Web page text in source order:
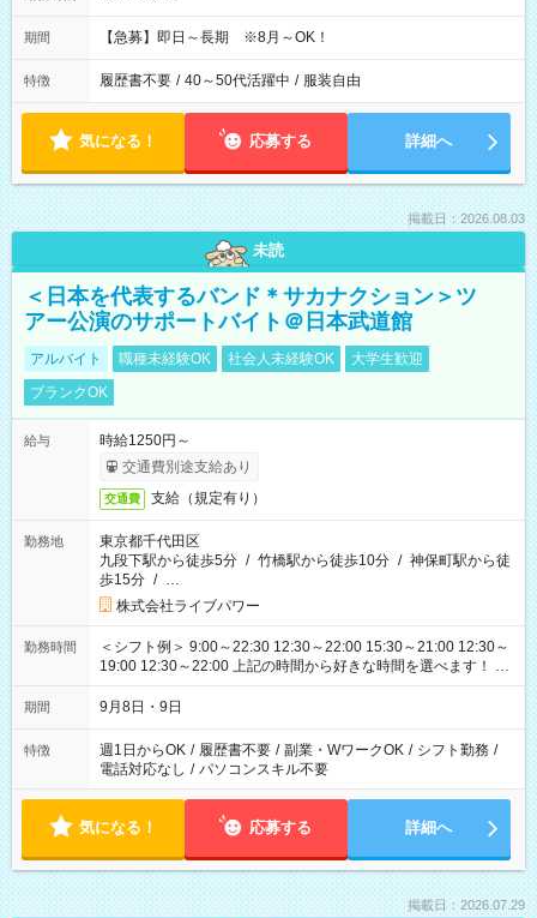
期間 【急募】即日～長期 ※8月～OK！
特徴 履歴書不要 / 40～50代活躍中 / 服装自由
気になる！ 応募する 詳細へ
掲載日：2026.08.03
未読
＜日本を代表するバンド＊サカナクション＞ツ
アー公演のサポートバイト＠日本武道館
アルバイト 職種未経験OK 社会人未経験OK
大学生歓迎
ブランクOK
給与
時給1250円～
交通費別途支給あり
交通費 支給（規定有り）
勤務地
東京都千代田区
九段下駅から徒歩5分 / 竹橋駅から徒歩10分 / 神保町駅から徒
歩15分 / …
株式会社ライブパワー
勤務時間
＜シフト例＞ 9:00～22:30 12:30～22:00 15:30～21:00 12:30～
19:00 12:30～22:00 上記の時間から好きな時間を選べます！ ※
時間は変更となる可能性があります
期間 9月8日・9日
特徴 週1日からOK / 履歴書不要 / 副業・WワークOK / シフト勤務 /
電話対応なし / パソコンスキル不要
気になる！ 応募する 詳細へ
掲載日：2026.07.29